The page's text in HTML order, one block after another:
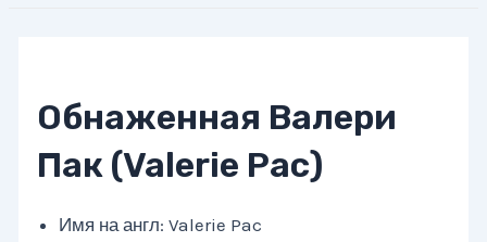
Обнаженная Валери
Пак (Valerie Pac)
Имя на англ: Valerie Pac